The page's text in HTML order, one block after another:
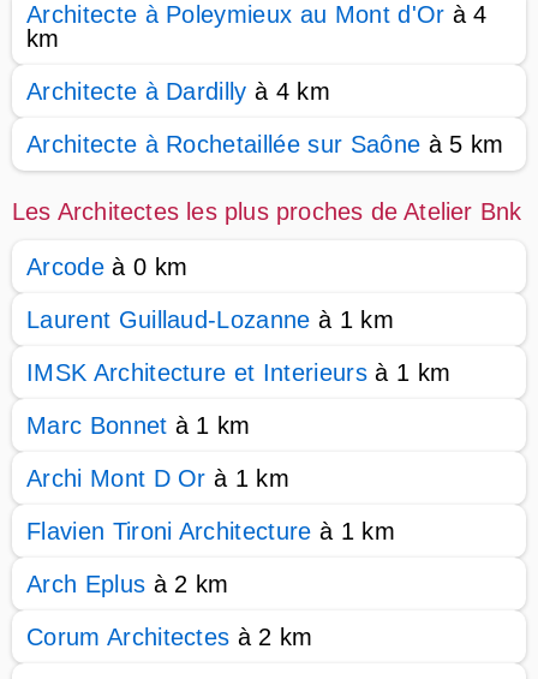
Architecte à Poleymieux au Mont d'Or à 4
km
Architecte à Dardilly à 4 km
Architecte à Rochetaillée sur Saône à 5 km
Les Architectes les plus proches de Atelier Bnk
Arcodeà 0 km
Laurent Guillaud-Lozanne à 1 km
IMSK Architecture et Interieursà 1 km
Marc Bonnet à 1 km
Archi Mont D Or à 1 km
Flavien Tironi Architecture à 1 km
Arch Eplus à 2 km
Corum Architectes à 2 km